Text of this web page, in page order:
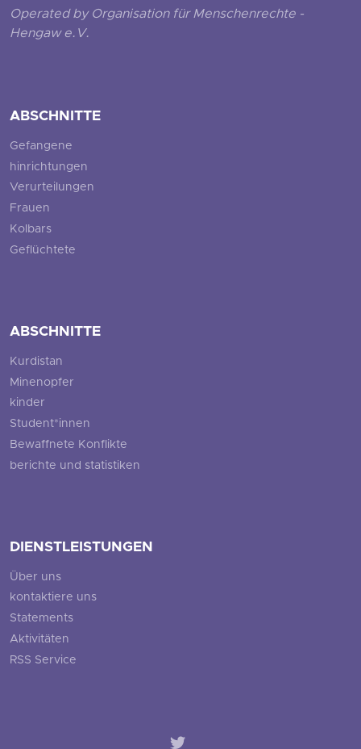
Operated by Organisation für Menschenrechte -
Hengaw e.V.
ABSCHNITTE
Gefangene
hinrichtungen
Verurteilungen
Frauen
Kolbars
Geflüchtete
ABSCHNITTE
Kurdistan
Minenopfer
kinder
Student*innen
Bewaffnete Konflikte
berichte und statistiken
DIENSTLEISTUNGEN
Über uns
kontaktiere uns
Statements
Aktivitäten
RSS Service